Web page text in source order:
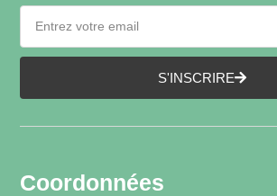
S'INSCRIRE
Coordonnées